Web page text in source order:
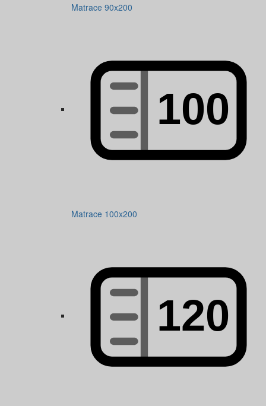
Matrace 90x200
Matrace 100x200